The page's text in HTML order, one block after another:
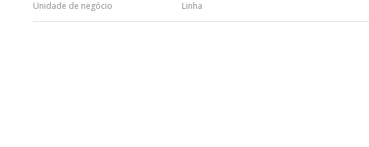
Unidade de negócio Linha